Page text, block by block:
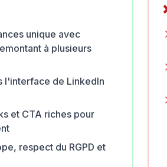
unique avec
à plusieurs
l'interface de LinkedIn
et CTA riches pour
respect du RGPD et